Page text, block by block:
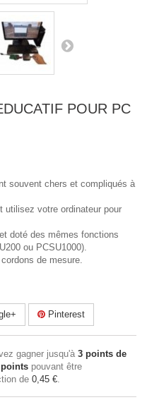
POUR PC
souvent chers et compliqués à
utilisez votre ordinateur pour
doté des mêmes fonctions
ou PCSU1000).
de mesure.
Pinterest
gagner jusqu'à 3 points de
points pouvant être
de 0,45 €.